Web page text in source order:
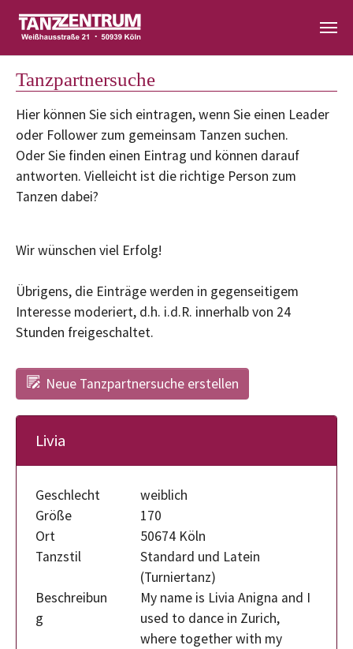
Tanzpartnersuche
Hier können Sie sich eintragen, wenn Sie einen Leader
oder Follower zum gemeinsam Tanzen suchen.
Oder Sie finden einen Eintrag und können darauf
antworten. Vielleicht ist die richtige Person zum
Tanzen dabei?
Wir wünschen viel Erfolg!
Übrigens, die Einträge werden in gegenseitigem
Interesse moderiert, d.h. i.d.R. innerhalb von 24
Stunden freigeschaltet.
Neue Tanzpartnersuche erstellen
Livia
Geschlecht
weiblich
Größe
170
Ort
50674 Köln
Tanzstil
Standard und Latein
(Turniertanz)
Beschreibun
g
My name is Livia Anigna and I
used to dance in Zurich,
where together with my